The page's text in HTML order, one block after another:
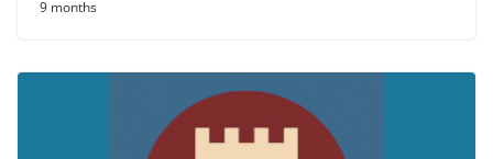
9 months